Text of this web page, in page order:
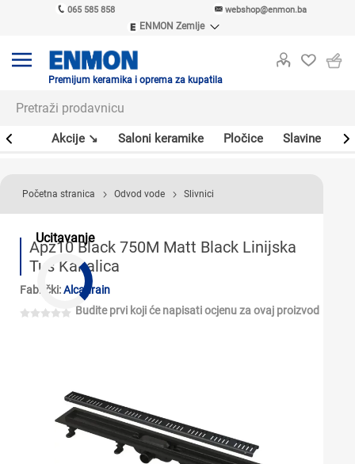
065 585 858 webshop@enmon.ba
ENMON Zemlje
ENMON MKD
Premijum keramika i oprema za kupatila
Akcije ↘ Saloni keramike Pločice Slavine
Ucitavanje
Početna stranica Odvod vode Slivnici
Apz10 Black 750M Matt Black Linijska
Tuš Kanalica
Fabrički:Alcadrain
Budite prvi koji će napisati ocjenu za ovaj proizvod